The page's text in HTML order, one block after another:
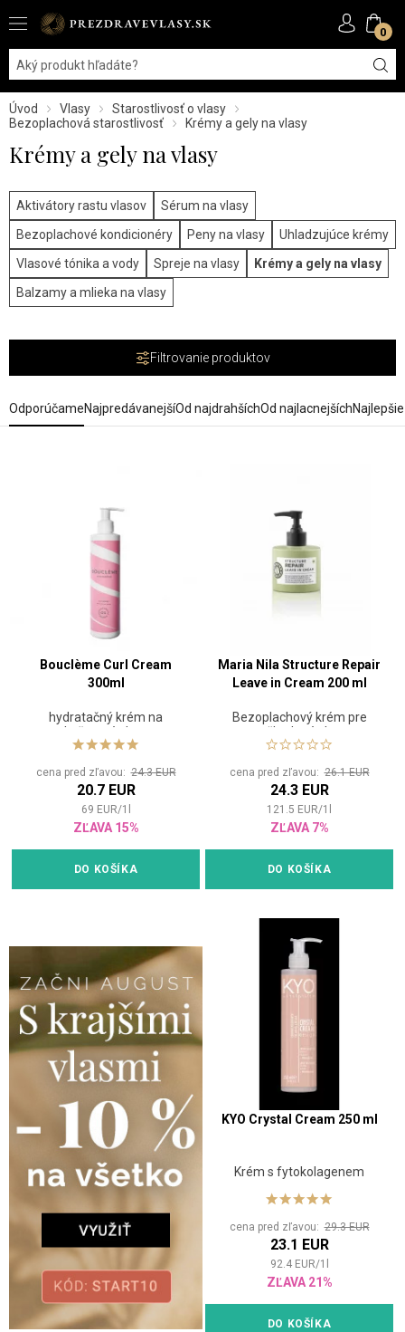
0
Úvod Vlasy
Starostlivosť o vlasy
Bezoplachová starostlivosť
Krémy a gely na vlasy
Krémy a gely na vlasy
Aktivátory rastu vlasov
Sérum na vlasy
Bezoplachové kondicionéry
Peny na vlasy
Uhladzujúce krémy
Vlasové tónika a vody
Spreje na vlasy
Krémy a gely na vlasy
Balzamy a mlieka na vlasy
Filtrovanie produktov
OdporúčameNajpredávanejšíOd najdrahšíchOd najlacnejších
Bouclème Curl Cream
300ml
hydratačný krém na
kučeravé vlasy
cena pred zľavou:24.3 EUR
20.7 EUR
69 EUR/1
ZĽAVA 15%
DO KOŠÍKA
Maria Nila Structure Repair
Leave in Cream 200 ml
Bezoplachový krém pre
poškodené vlasy
cena pred zľavou:26.1 EUR
24.3 EUR
121.5 EUR/1
ZĽAVA 7%
DO KOŠÍKA
KYO Crystal Cream 250 ml
Krém s fytokolagenem
cena pred zľavou:29.3 EUR
23.1 EUR
92.4 EUR/1
ZĽAVA 21%
DO KOŠÍKA